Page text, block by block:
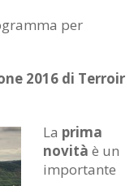
per
2016 di Terroir
La prima
novità è un
importante